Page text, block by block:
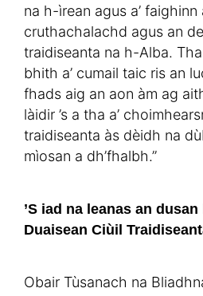
na h-ìrean agus a’
cruthachalachd agus an
traidiseanta na h-Alba.
bhith a’ cumail taic ris an
fhads aig an aon àm ag
làidir ’s a tha a’
traidiseanta às dèidh na
mìosan a dh’fhalbh.”
’S iad na leanas an
Duaisean Ciùil
Obair Tùsanach na